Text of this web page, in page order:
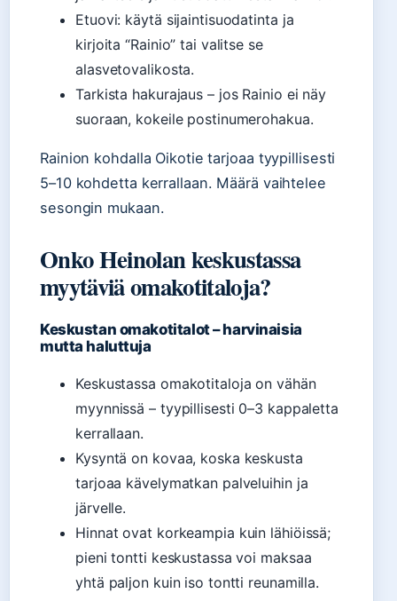
Etuovi: käytä sijaintisuodatinta ja
kirjoita “Rainio” tai valitse se
alasvetovalikosta.
Tarkista hakurajaus – jos Rainio ei näy
suoraan, kokeile postinumerohakua.
Rainion kohdalla Oikotie tarjoaa tyypillisesti
5–10 kohdetta kerrallaan. Määrä vaihtelee
sesongin mukaan.
Onko Heinolan keskustassa
myytäviä omakotitaloja?
Keskustan omakotitalot – harvinaisia
mutta haluttuja
Keskustassa omakotitaloja on vähän
myynnissä – tyypillisesti 0–3 kappaletta
kerrallaan.
Kysyntä on kovaa, koska keskusta
tarjoaa kävelymatkan palveluihin ja
järvelle.
Hinnat ovat korkeampia kuin lähiöissä;
pieni tontti keskustassa voi maksaa
yhtä paljon kuin iso tontti reunamilla.